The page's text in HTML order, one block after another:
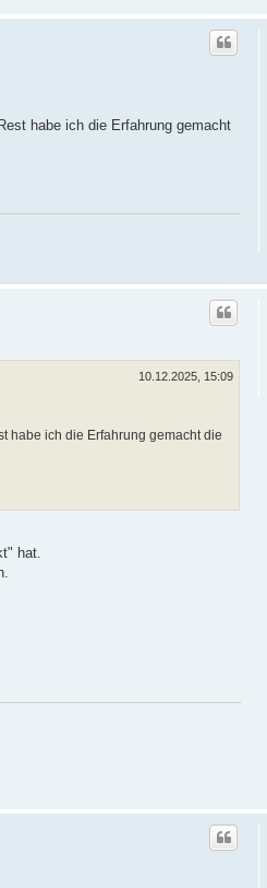
habe ich die Erfahrung gemacht
10.12.2025, 15:09
habe ich die Erfahrung gemacht die
hat.